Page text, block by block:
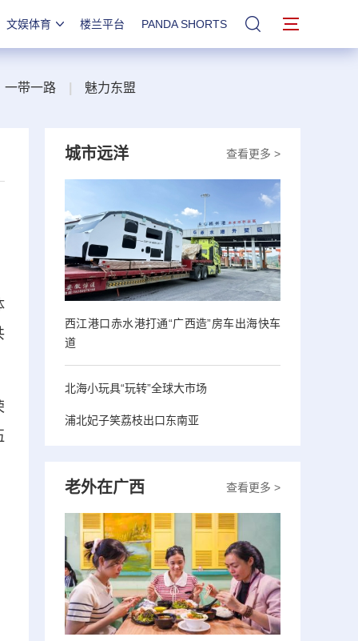
文娱体育 楼兰平台 PANDA SHORTS 站内搜索
一带一路 魅力东盟
查看更多 >
城市远洋
西江港口赤水港打通“广西造”房车出海快车
道
北海小玩具“玩转”全球大市场
浦北妃子笑荔枝出口东南亚
查看更多 >
老外在广西